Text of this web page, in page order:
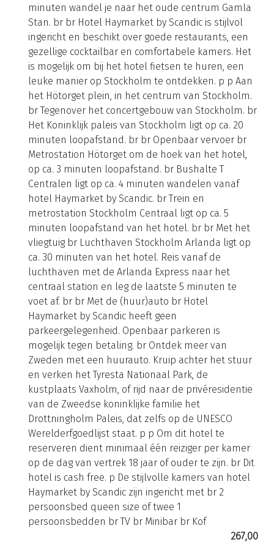
minuten wandel je naar het oude centrum Gamla
Stan. br br Hotel Haymarket by Scandic is stijlvol
ingericht en beschikt over goede restaurants, een
gezellige cocktailbar en comfortabele kamers. Het
is mogelijk om bij het hotel fietsen te huren, een
leuke manier op Stockholm te ontdekken. p p Aan
het Hötorget plein, in het centrum van Stockholm.
br Tegenover het concertgebouw van Stockholm. br
Het Koninklijk paleis van Stockholm ligt op ca. 20
minuten loopafstand. br br Openbaar vervoer br
Metrostation Hötorget om de hoek van het hotel,
op ca. 3 minuten loopafstand. br Bushalte T
Centralen ligt op ca. 4 minuten wandelen vanaf
hotel Haymarket by Scandic. br Trein en
metrostation Stockholm Centraal ligt op ca. 5
minuten loopafstand van het hotel. br br Met het
vliegtuig br Luchthaven Stockholm Arlanda ligt op
ca. 30 minuten van het hotel. Reis vanaf de
luchthaven met de Arlanda Express naar het
centraal station en leg de laatste 5 minuten te
voet af. br br Met de (huur)auto br Hotel
Haymarket by Scandic heeft geen
parkeergelegenheid. Openbaar parkeren is
mogelijk tegen betaling. br Ontdek meer van
Zweden met een huurauto. Kruip achter het stuur
en verken het Tyresta Nationaal Park, de
kustplaats Vaxholm, of rijd naar de privéresidentie
van de Zweedse koninklijke familie het
Drottningholm Paleis, dat zelfs op de UNESCO
Werelderfgoedlijst staat. p p Om dit hotel te
reserveren dient minimaal één reiziger per kamer
op de dag van vertrek 18 jaar of ouder te zijn. br Dit
hotel is cash free. p De stijlvolle kamers van hotel
Haymarket by Scandic zijn ingericht met br 2
persoonsbed queen size of twee 1
persoonsbedden br TV br Minibar br Kof
267,00